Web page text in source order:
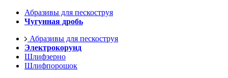
Абразивы для пескоструя
Чугунная дробь
Абразивы для пескоструя
Электрокорунд
Шлифзерно
Шлифпорошок